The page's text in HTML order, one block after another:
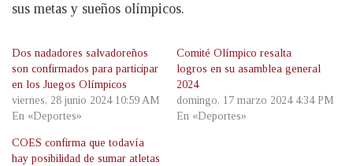
sus metas y sueños olímpicos.
Dos nadadores salvadoreños
son confirmados para participar
en los Juegos Olímpicos
viernes, 28 junio 2024 10:59 AM
En «Deportes»
Comité Olímpico resalta
logros en su asamblea general
2024
domingo, 17 marzo 2024 4:34 PM
En «Deportes»
COES confirma que todavía
hay posibilidad de sumar atletas